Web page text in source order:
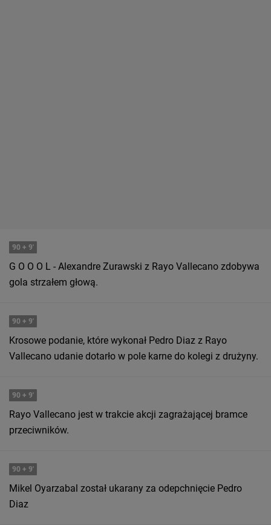
90 + 9'
G O O O L - Alexandre Zurawski z Rayo Vallecano zdobywa
gola strzałem głową.
90 + 9'
Krosowe podanie, które wykonał Pedro Diaz z Rayo
Vallecano udanie dotarło w pole karne do kolegi z drużyny.
90 + 9'
Rayo Vallecano jest w trakcie akcji zagrażającej bramce
przeciwników.
90 + 9'
Mikel Oyarzabal został ukarany za odepchnięcie Pedro
Diaz